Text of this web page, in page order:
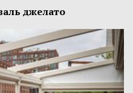
джелато